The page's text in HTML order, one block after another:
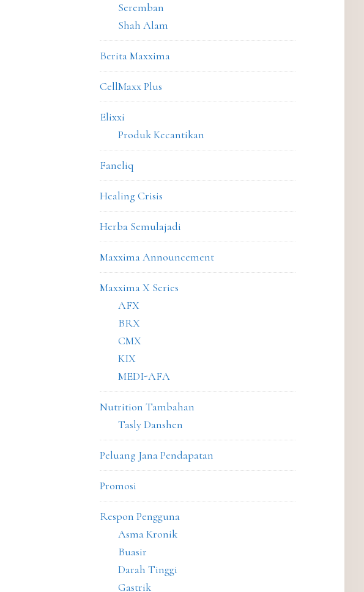
Seremban
Shah Alam
Berita Maxxima
CellMaxx Plus
Elixxi
Produk Kecantikan
Faneliq
Healing Crisis
Herba Semulajadi
Maxxima Announcement
Maxxima X Series
AFX
BRX
CMX
KIX
MEDI-AFA
Nutrition Tambahan
Tasly Danshen
Peluang Jana Pendapatan
Promosi
Respon Pengguna
Asma Kronik
Buasir
Darah Tinggi
Gastrik